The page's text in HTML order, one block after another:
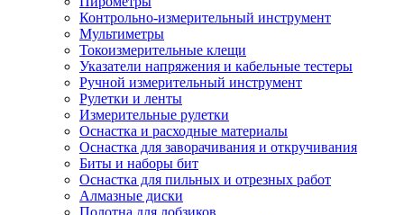
Контрольно-измерительный инструмент
Мультиметры
Токоизмерительные клещи
Указатели напряжения и кабельные тестеры
Ручной измерительный инструмент
Рулетки и ленты
Измерительные рулетки
Оснастка и расходные материалы
Оснастка для заворачивания и откручивания
Биты и наборы бит
Оснастка для пильных и отрезных работ
Алмазные диски
Полотна для лобзиков